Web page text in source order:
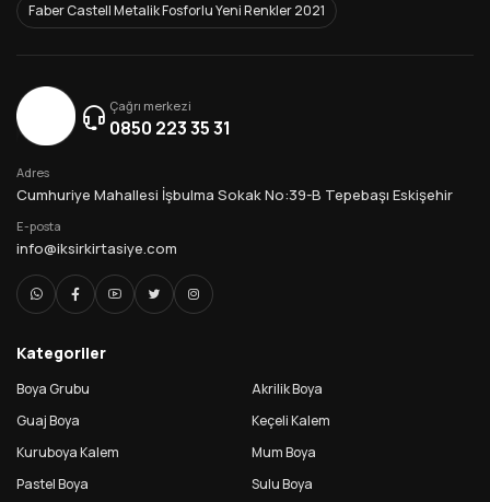
Faber Castell Metalik Fosforlu Yeni Renkler 2021
Çağrı merkezi
0850 223 35 31
Adres
Cumhuriye Mahallesi İşbulma Sokak No:39-B Tepebaşı Eskişehir
E-posta
info@iksirkirtasiye.com
Kategoriler
Boya Grubu
Akrilik Boya
Guaj Boya
Keçeli Kalem
Kuruboya Kalem
Mum Boya
Pastel Boya
Sulu Boya